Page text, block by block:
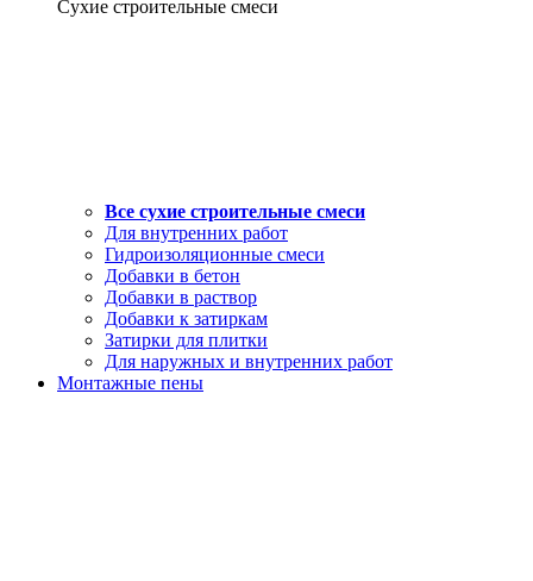
Сухие строительные смеси
Все сухие строительные смеси
Для внутренних работ
Гидроизоляционные смеси
Добавки в бетон
Добавки в раствор
Добавки к затиркам
Затирки для плитки
Для наружных и внутренних работ
Монтажные пены